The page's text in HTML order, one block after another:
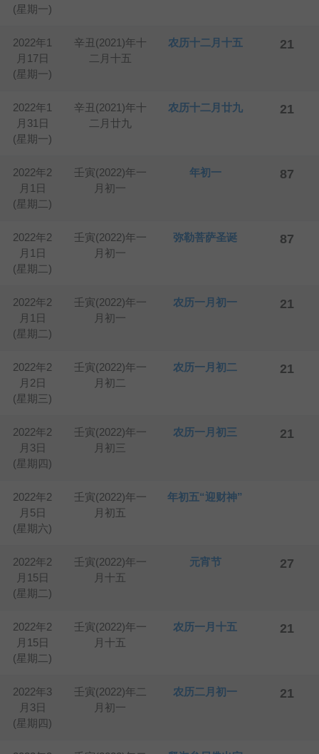
(星期一)
2022年1
月17日
(星期一)
辛丑(2021)年十
二月十五
农历十二月十五 21
2022年1
月31日
(星期一)
辛丑(2021)年十
二月廿九
农历十二月廿九 21
2022年2
月1日
(星期二)
壬寅(2022)年一
月初一
年初一 87
2022年2
月1日
(星期二)
壬寅(2022)年一
月初一
弥勒菩萨圣诞 87
2022年2
月1日
(星期二)
壬寅(2022)年一
月初一
农历一月初一 21
2022年2
月2日
(星期三)
壬寅(2022)年一
月初二
农历一月初二 21
2022年2
月3日
(星期四)
壬寅(2022)年一
月初三
农历一月初三 21
2022年2
月5日
(星期六)
壬寅(2022)年一
月初五
年初五“迎财神”
2022年2
月15日
(星期二)
壬寅(2022)年一
月十五
元宵节 27
2022年2
月15日
(星期二)
壬寅(2022)年一
月十五
农历一月十五 21
2022年3
月3日
(星期四)
壬寅(2022)年二
月初一
农历二月初一 21